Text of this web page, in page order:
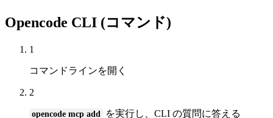
Opencode CLI (コマンド)
1
コマンドラインを開く
2
opencode mcp add を実行し、CLI の質問に答える